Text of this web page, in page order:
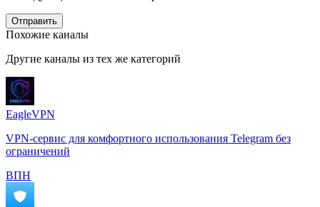
Отправить
Похожие каналы
Другие каналы из тех же категорий
EagleVPN
VPN-сервис для комфортного использования Telegram без
ограничений
️ВПН